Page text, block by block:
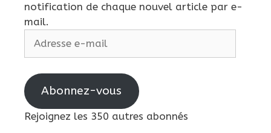
notification de chaque nouvel article par e-
mail.
Abonnez-vous
Rejoignez les 350 autres abonnés